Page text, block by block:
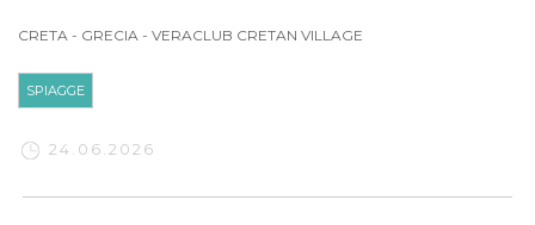
CRETA - GRECIA - VERACLUB CRETAN VILLAGE
SPIAGGE
24.06.2026